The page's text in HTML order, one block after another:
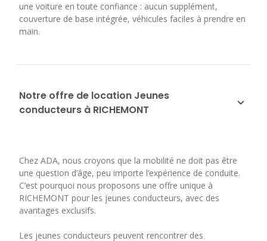
une voiture en toute confiance : aucun supplément,
couverture de base intégrée, véhicules faciles à prendre en
main.
Notre offre de location Jeunes
conducteurs à RICHEMONT
Chez ADA, nous croyons que la mobilité ne doit pas être
une question d’âge, peu importe l’expérience de conduite.
C’est pourquoi nous proposons une offre unique à
RICHEMONT pour les jeunes conducteurs, avec des
avantages exclusifs.
Les jeunes conducteurs peuvent rencontrer des